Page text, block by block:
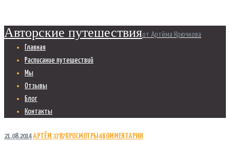
Авторские путешествияот Артёма Крючкова
Главная
Расписание путешествий
Мы
Отзывы
Блог
Контакты
21.08.2014АРТЁМ 3787 ПРОСМОТРЫ 4 КОММЕНТАРИИ